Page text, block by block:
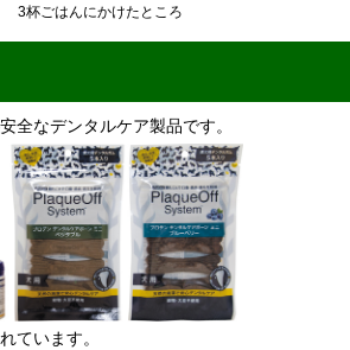
3杯ごはんにかけたところ
全なデンタルケア製品です。
ています。